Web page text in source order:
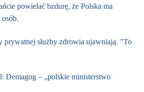
powielać bzdurę, że Polska ma
prywatnej służby zdrowia ujawniają. "To
Demagog – „polskie ministerstwo